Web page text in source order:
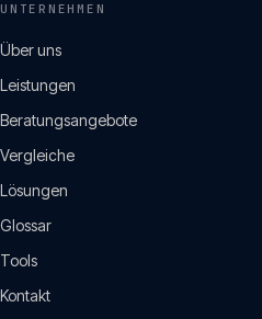
UNTERNEHMEN
Über uns
Leistungen
Beratungsangebote
Vergleiche
Lösungen
Glossar
Tools
Kontakt